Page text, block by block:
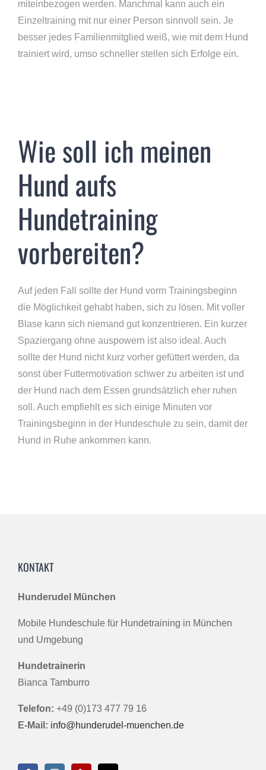
miteinbezogen werden. Manchmal kann auch ein
Einzeltraining mit nur einer Person sinnvoll sein. Je
besser jedes Familienmitglied weiß, wie mit dem Hund
trainiert wird, umso schneller stellen sich Erfolge ein.
Wie soll ich meinen
Hund aufs
Hundetraining
vorbereiten?
Auf jeden Fall sollte der Hund vorm Trainingsbeginn
die Möglichkeit gehabt haben, sich zu lösen. Mit voller
Blase kann sich niemand gut konzentrieren. Ein kurzer
Spaziergang ohne auspowern ist also ideal. Auch
sollte der Hund nicht kurz vorher gefüttert werden, da
sonst über Futtermotivation schwer zu arbeiten ist und
der Hund nach dem Essen grundsätzlich eher ruhen
soll. Auch empfiehlt es sich einige Minuten vor
Trainingsbeginn in der Hundeschule zu sein, damit der
Hund in Ruhe ankommen kann.
KONTAKT
Hunderudel München
Mobile Hundeschule für Hundetraining in München
und Umgebung
Hundetrainerin
Bianca Tamburro
Telefon: +49 (0)173 477 79 16
E-Mail: info@hunderudel-muenchen.de